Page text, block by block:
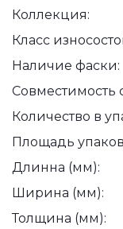
Коллекция:
Класс
Наличие фаски:
Совместимость
Количество в
Площадь
Длинна (мм):
Ширина (мм):
Толщина (мм):